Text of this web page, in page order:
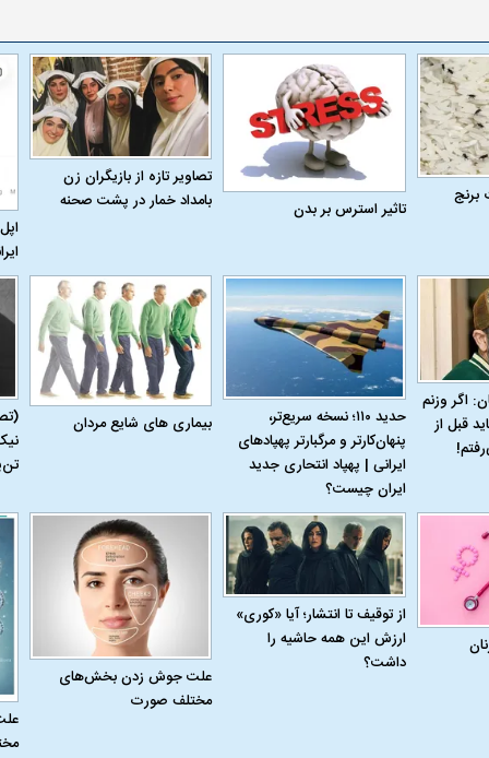
برنج
تاثیر استرس بر بدن
تصاویر تازه از بازیگران زن
بامداد خمار در پشت صحنه
اگر وزنم
قبل از
حدید ۱۱۰؛ نسخه سریع‌تر،
پنهان‌کارتر و مرگبارتر پهپادهای
ایرانی | پهپاد انتحاری جدید
ایران چیست؟
بیماری‌ های شایع مردان
از توقیف تا انتشار؛ آیا «کوری»
ارزش این همه حاشیه را
داشت؟
علت جوش زدن بخش‌های
مختلف صورت